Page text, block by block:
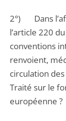
2°) Dans
l’article 220
conventions
renvoient,
circulation
Traité sur le
européenne ?